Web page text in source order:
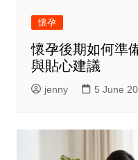
懷孕
懷孕後期如何準
與貼心建議
jenny 5 June